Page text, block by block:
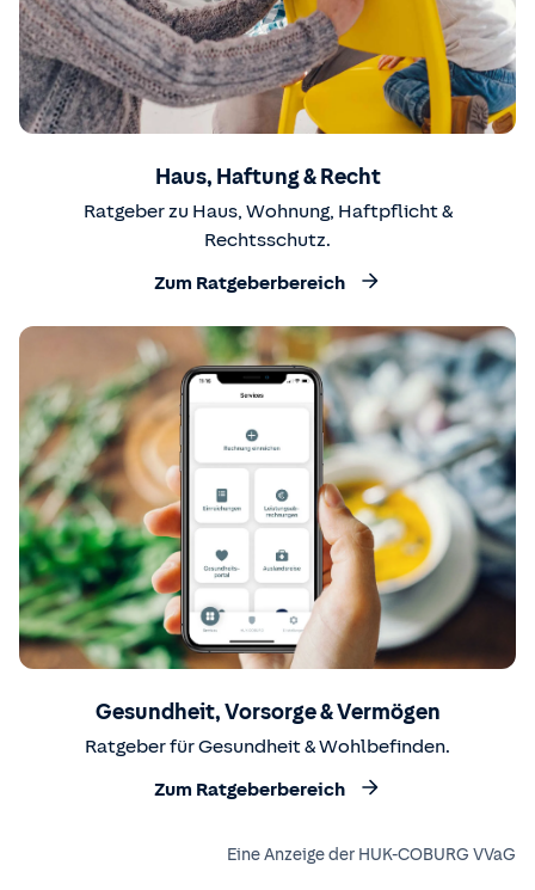
Haus, Haftung & Recht
Ratgeber zu Haus, Wohnung, Haftpflicht &
Rechtsschutz.
Zum Ratgeberbereich
Gesundheit, Vorsorge & Vermögen
Ratgeber für Gesundheit & Wohlbefinden.
Zum Ratgeberbereich
Eine Anzeige der HUK-COBURG VVaG